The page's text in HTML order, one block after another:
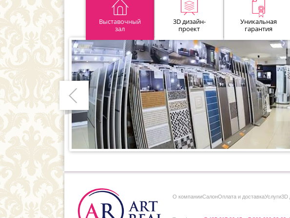
Выставочный
зал
3D дизайн-
проект
Уникальная
гарантия
Предыдущий
О компанииCалонОплата и доставкаУслуги3D